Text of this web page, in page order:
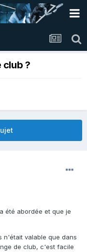
club ?
été abordée et que je
n'était valable que dans
de club, c'est facile